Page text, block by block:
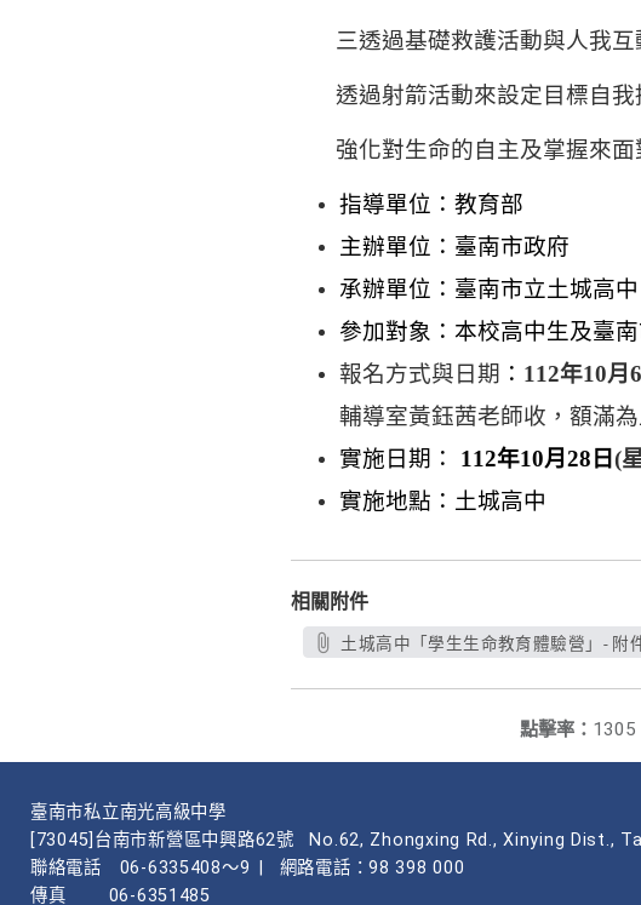
三透過基礎救護活動與人我
透過射箭活動來設定目標自我
強化對生命的自主及掌握來面
指導單位：教育部
主辦單位：臺南市政府
承辦單位：臺南市立土城高中
參加對象：本校高中生及臺
報名方式與日期 ： 112年10月
輔導室黃鈺茜老師收，額滿為
實施日期：
112年10月28日 (
實施地點：土城高中
相關附件
土城高中「學生生命教育體驗營」- 附
點擊率： 1305
臺南市私立南光高級中學
[73045]台南市新營區中興路62號
No.62, Zhongxing Rd., Xinying Dist.,
聯絡電話
06-6335408～9
網路電話：98 398 000
傳真
06-6351485